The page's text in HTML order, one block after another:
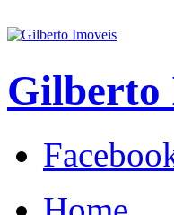
Gilberto